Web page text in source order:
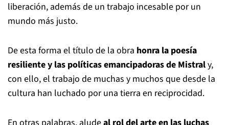
liberación, además de un trabajo incesable por un
mundo más justo.
De esta forma el título de la obra honra la poesía
resiliente y las políticas emancipadoras de Mistraly,
con ello, el trabajo de muchas y muchos que desde la
cultura han luchado por una tierra en reciprocidad.